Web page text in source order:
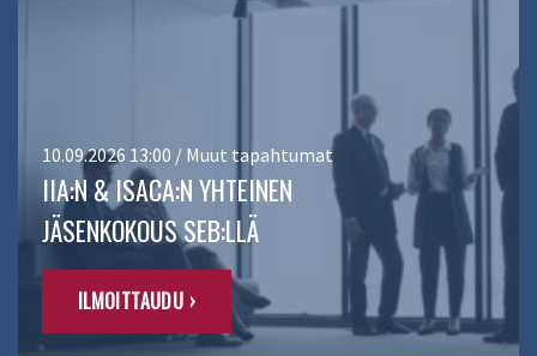
10.09.2026 13:00 / Muut tapahtumat
IIA:N & ISACA:N YHTEINEN
JÄSENKOKOUS SEB:LLÄ
ILMOITTAUDU ›